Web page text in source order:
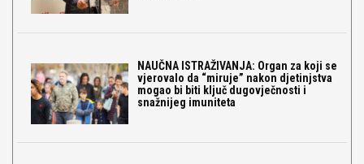
NAUČNA ISTRAŽIVANJA: Organ za koji se
vjerovalo da “miruje” nakon djetinjstva
mogao bi biti ključ dugovječnosti i
snažnijeg imuniteta